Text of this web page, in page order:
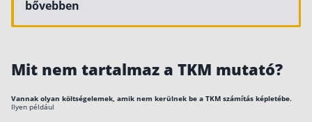
bővebben
Mit nem tartalmaz a TKM mutató?
Vannak olyan költségelemek, amik nem kerülnek be a TKM számítás képletébe.
Ilyen például